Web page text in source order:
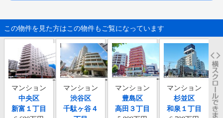
この物件を見た方はこの物件もご覧になっています
マンション
中央区
新富１丁目
マンション
渋谷区
千駄ヶ谷４
マンション
豊島区
高田３丁目
マンション
杉並区
和泉１丁目